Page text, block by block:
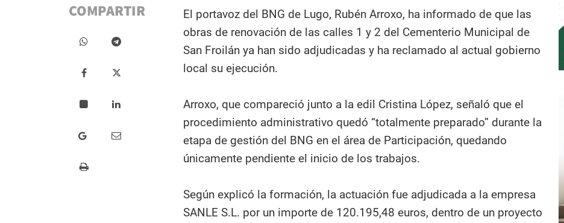
COMPARTIR
El portavoz del BNG de Lugo, Rubén Arroxo, ha informado de que las
obras de renovación de las calles 1 y 2 del Cementerio Municipal de
San Froilán ya han sido adjudicadas y ha reclamado al actual gobierno
local su ejecución.
Arroxo, que compareció junto a la edil Cristina López, señaló que el
procedimiento administrativo quedó “totalmente preparado” durante la
etapa de gestión del BNG en el área de Participación, quedando
únicamente pendiente el inicio de los trabajos.
Según explicó la formación, la actuación fue adjudicada a la empresa
SANLE S.L. por un importe de 120.195,48 euros, dentro de un proyecto